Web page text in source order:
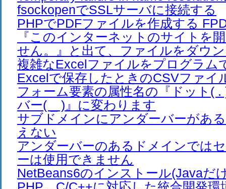
fsockopenでSSLサーバに接続する
PHPでPDFファイルを作成する
『このインターネットのサイトを
せん。』と出て、ファイルをダウ
複雑なExcelファイルをプログラム
Excelで保存したときのCSVファイ
フォーム要素の属性名の『ドット(
バー( _ )』に変わります
サブドメインにアンダーバーがあ
えない
アンダーバーのあるドメインでは
ーは使用できません
NetBeans6のインストール(Javaだ